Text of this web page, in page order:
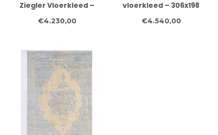
Ziegler Vloerkleed –
Klassiek Floraal
€4.230,00
vloerkleed – 306x198
cm – Handgeknoopt
€4.540,00